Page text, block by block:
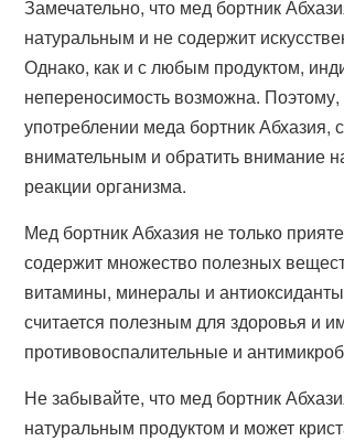
Замечательно, что мед бортник
натуральным и не содержит
Однако, как и с любым продуктом,
непереносимость возможна.
употреблении меда бортник Абхазия,
внимательным и обратить внимание
реакции организма.
Мед бортник Абхазия не только
содержит множество полезных
витамины, минералы и
считается полезным для здоровья и
противовоспалительные и
Не забывайте, что мед бортник
натуральным продуктом и может